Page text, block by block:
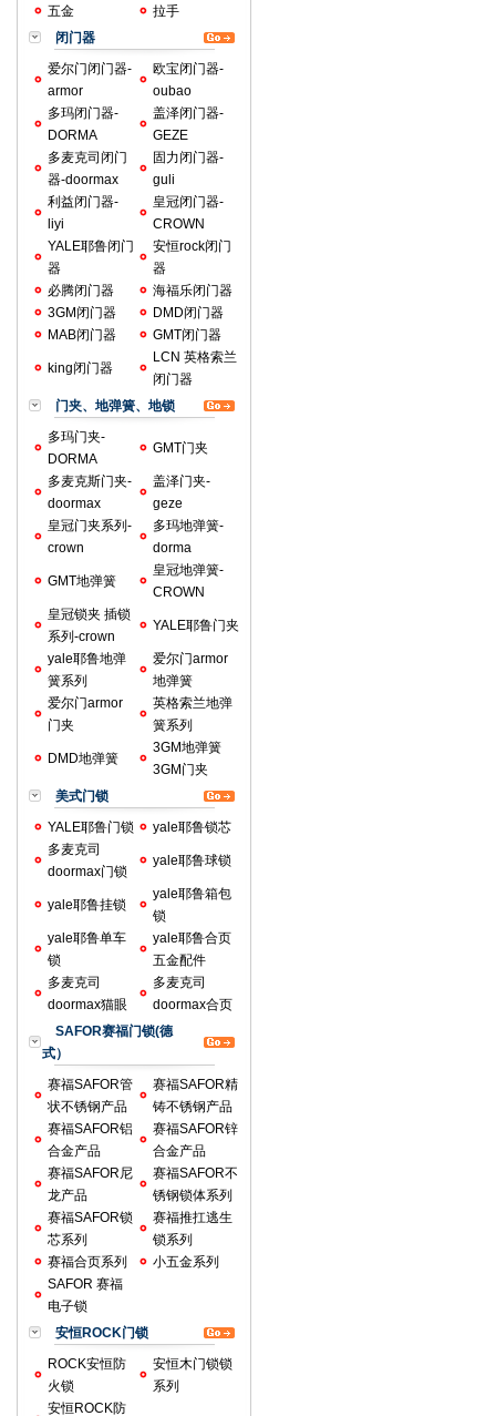
五金
拉手
闭门器
爱尔门闭门器-
armor
欧宝闭门器-
oubao
多玛闭门器-
DORMA
盖泽闭门器-
GEZE
多麦克司闭门
器-doormax
固力闭门器-
guli
利益闭门器-
liyi
皇冠闭门器-
CROWN
YALE耶鲁闭门
器
安恒rock闭门
器
必腾闭门器
海福乐闭门器
3GM闭门器
DMD闭门器
MAB闭门器
GMT闭门器
king闭门器
LCN 英格索兰
闭门器
门夹、地弹簧、地锁
多玛门夹-
DORMA
GMT门夹
多麦克斯门夹-
doormax
盖泽门夹-
geze
皇冠门夹系列-
crown
多玛地弹簧-
dorma
GMT地弹簧
皇冠地弹簧-
CROWN
皇冠锁夹 插锁
系列-crown
YALE耶鲁门夹
yale耶鲁地弹
簧系列
爱尔门armor
地弹簧
爱尔门armor
门夹
英格索兰地弹
簧系列
DMD地弹簧
3GM地弹簧
3GM门夹
美式门锁
YALE耶鲁门锁
yale耶鲁锁芯
多麦克司
doormax门锁
yale耶鲁球锁
yale耶鲁挂锁
yale耶鲁箱包
锁
yale耶鲁单车
锁
yale耶鲁合页
五金配件
多麦克司
doormax猫眼
多麦克司
doormax合页
SAFOR赛福门锁(德
式）
赛福SAFOR管
状不锈钢产品
赛福SAFOR精
铸不锈钢产品
赛福SAFOR铝
合金产品
赛福SAFOR锌
合金产品
赛福SAFOR尼
龙产品
赛福SAFOR不
锈钢锁体系列
赛福SAFOR锁
芯系列
赛福推扛逃生
锁系列
赛福合页系列
小五金系列
SAFOR 赛福
电子锁
安恒ROCK门锁
ROCK安恒防
火锁
安恒木门锁锁
系列
安恒ROCK防